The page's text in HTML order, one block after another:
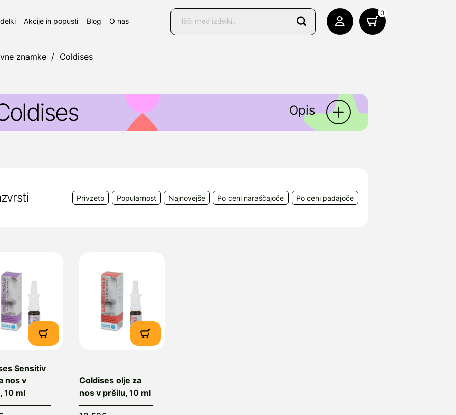
Akcije in popusti Blog O nas
Products
search
0
znamke / Coldises
Opis
Sigmapharm Arzneimittel GmbH 1200 Wien, Leystraße 129, Avstrija
Privzeto Popularnost Najnovejše Po ceni naraščajoče Po ceni padajoče
Sensitiv
nos v
10 ml
Coldises olje za
nos v pršilu, 10 ml